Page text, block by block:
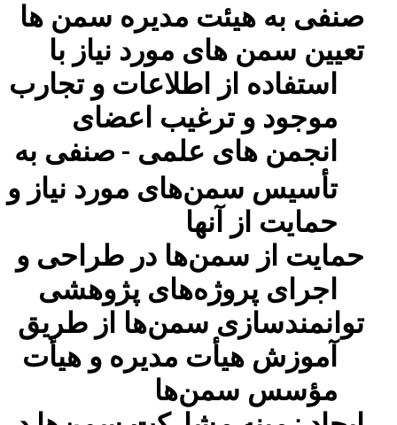
صنفی به هیئت مدیره سمنها
تعیینسمن های مورد نیاز با
استفاده از اطلاعات و تجارب
موجود و ترغیب اعضای
انجمن های علمی-صنفی به
تأسیس سمن‌های مورد نیاز و
حمایت از آنها
حمایت از سمن‌ها در طراحی و
اجرای پروژه‌های پژوهشی
توانمندسازی سمن‌ها از طریق
آموزش هیأت مدیره و هیأت
مؤسس سمن‌ها